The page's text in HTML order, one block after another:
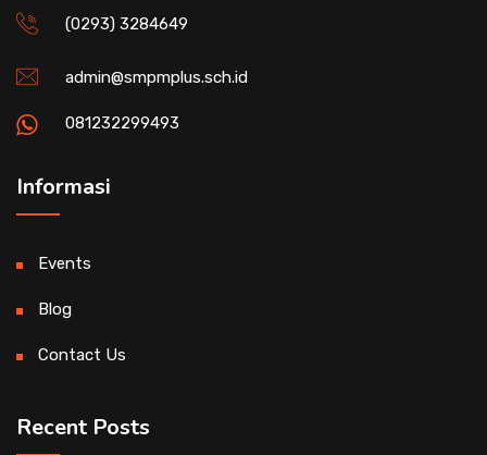
(0293) 3284649
admin@smpmplus.sch.id
081232299493
Informasi
Events
Blog
Contact Us
Recent Posts